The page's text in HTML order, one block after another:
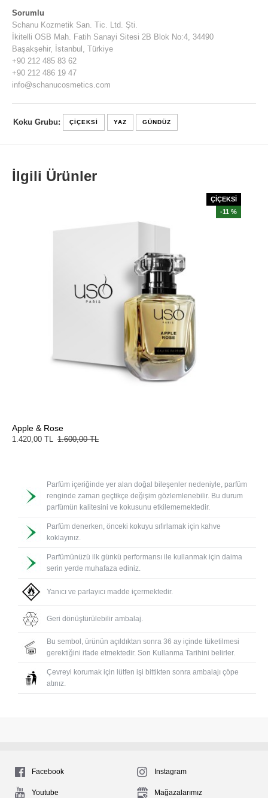
Sorumlu
Schanu Kozmetik San. Tic. Ltd. Şti.
İkitelli OSB Mah. Fatih Sanayi Sitesi 2B Blok No:4, 34490
Başakşehir, İstanbul, Türkiye
+90 212 485 83 62
+90 212 486 19 47
info@schanucosmetics.com
Koku Grubu: ÇIÇEKSI YAZ GÜNDÜZ
İlgili Ürünler
ÇİÇEKSİ
-11 %
Apple & Rose
1.420,00 TL 1.600,00 TL
Parfüm içeriğinde yer alan doğal bileşenler nedeniyle, parfüm
renginde zaman geçtikçe değişim gözlemlenebilir. Bu durum
parfümün kalitesini ve kokusunu etkilememektedir.
Parfüm denerken, önceki kokuyu sıfırlamak için kahve
koklayınız.
Parfümünüzü ilk günkü performansı ile kullanmak için daima
serin yerde muhafaza ediniz.
Yanıcı ve parlayıcı madde içermektedir.
Geri dönüştürülebilir ambalaj.
Bu sembol, ürünün açıldıktan sonra 36 ay içinde tüketilmesi
gerektiğini ifade etmektedir. Son Kullanma Tarihini belirler.
Çevreyi korumak için lütfen işi bittikten sonra ambalajı çöpe
atınız.
Facebook Instagram
Youtube Mağazalarımız